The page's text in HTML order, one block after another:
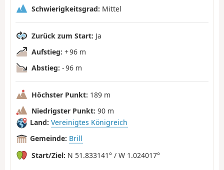
Schwierigkeitsgrad: Mittel
Zurück zum Start: Ja
Aufstieg: + 96 m
Abstieg: - 96 m
Höchster Punkt: 189 m
Niedrigster Punkt: 90 m
Land: Vereinigtes Königreich
Gemeinde: Brill
Start/Ziel: N 51.833141° / W 1.024017°